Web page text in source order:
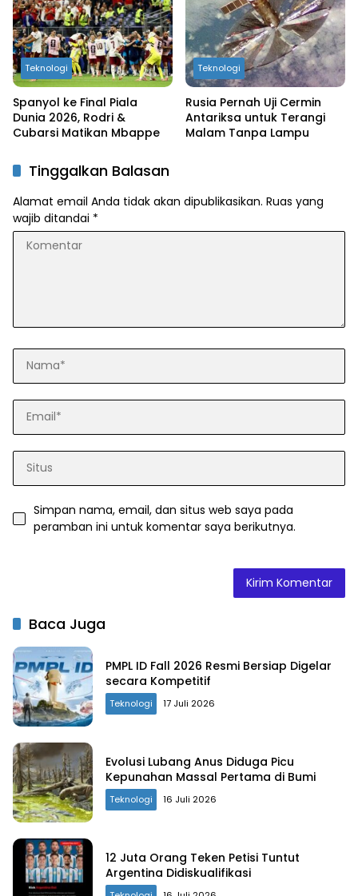
Teknologi
Spanyol ke Final Piala
Dunia 2026, Rodri &
Cubarsi Matikan Mbappe
Teknologi
Rusia Pernah Uji Cermin
Antariksa untuk Terangi
Malam Tanpa Lampu
Tinggalkan Balasan
Alamat email Anda tidak akan dipublikasikan. Ruas yang
wajib ditandai *
Simpan nama, email, dan situs web saya pada
peramban ini untuk komentar saya berikutnya.
Baca Juga
PMPL ID Fall 2026 Resmi Bersiap Digelar
secara Kompetitif
Teknologi 17 Juli 2026
Evolusi Lubang Anus Diduga Picu
Kepunahan Massal Pertama di Bumi
Teknologi 16 Juli 2026
12 Juta Orang Teken Petisi Tuntut
Argentina Didiskualifikasi